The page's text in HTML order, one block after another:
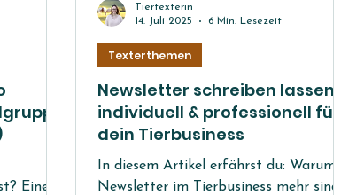
Eine
Newsletter schreiben lassen –
individuell & professionell für
dein Tierbusiness
In diesem Artikel erfährst du: Warum
Newsletter im Tierbusiness mehr sind
Texterthemen
Tiertexterin
14. Juli 2025
6 Min. Lesezeit